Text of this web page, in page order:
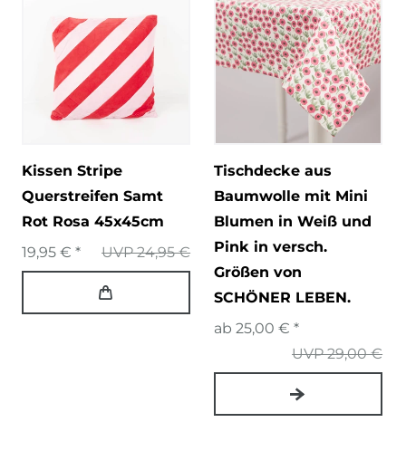
Kissen Stripe
Querstreifen Samt
Rot Rosa 45x45cm
UVP 24,95 €
19,95 € *
Tischdecke aus
Baumwolle mit Mini
Blumen in Weiß und
Pink in versch.
Größen von
SCHÖNER LEBEN.
UVP 29,00 €
ab 25,00 € *